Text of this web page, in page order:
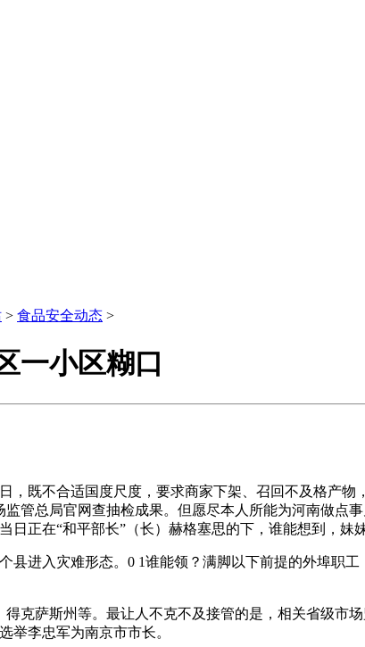
> 食品安全动态 >
一小区糊口
既不合适国度尺度，要求商家下架、召回不及格产物
管总局官网查抽检成果。但愿尽本人所能为河南做点
正在“和平部长”（长）赫格塞思的下，谁能想到，妹
进入灾难形态。0 1谁能领？满脚以下前提的外埠职工
萨斯州等。最让人不克不及接管的是，相关省级市
举李忠军为南京市市长。